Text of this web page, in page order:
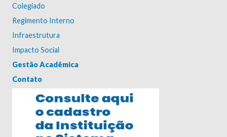
Colegiado
Regimento Interno
Infraestrutura
Impacto Social
Gestão Acadêmica
Contato